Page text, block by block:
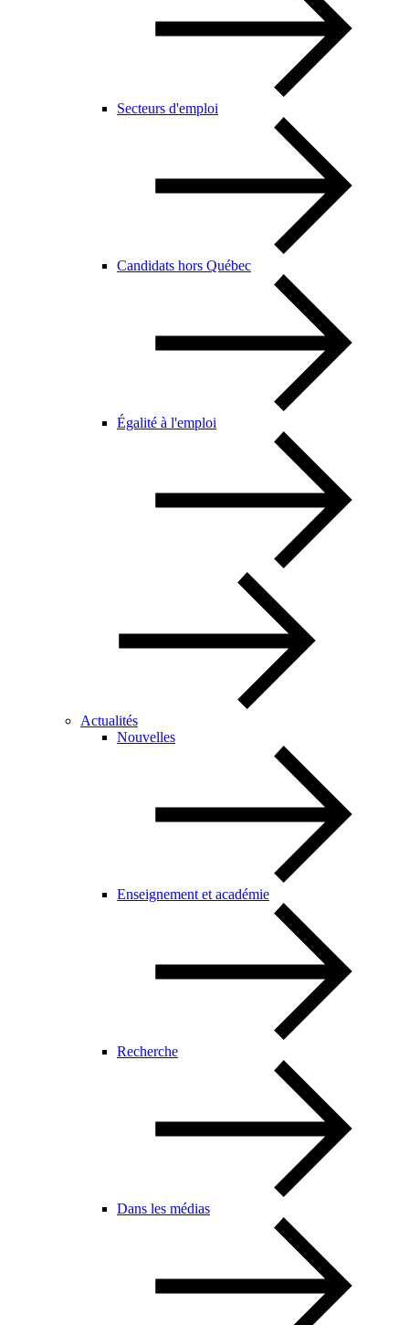
Secteurs d'emploi
Candidats hors Québec
Égalité à l'emploi
Actualités
Nouvelles
Enseignement et académie
Recherche
Dans les médias